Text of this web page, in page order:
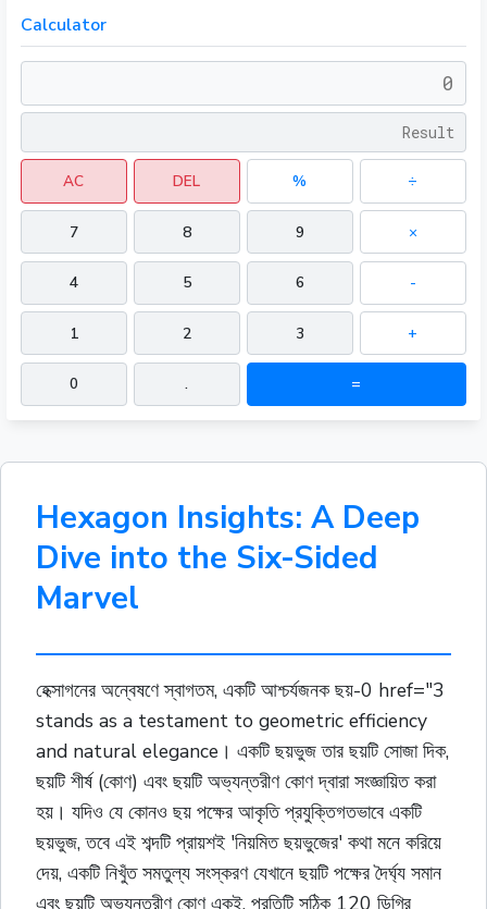
Calculator
AC DEL % ÷
7 8 9 ×
4 5 6 -
1 2 3 +
0 . =
Hexagon Insights: A Deep
Dive into the Six-Sided
Marvel
হেক্সাগনের অন্বেষণে স্বাগতম, একটি আশ্চর্যজনক ছয়-0 href="3
stands as a testament to geometric efficiency
and natural elegance। একটি ছয়ভুজ তার ছয়টি সোজা দিক,
ছয়টি শীর্ষ (কোণ) এবং ছয়টি অভ্যন্তরীণ কোণ দ্বারা সংজ্ঞায়িত করা
হয়। যদিও যে কোনও ছয় পক্ষের আকৃতি প্রযুক্তিগতভাবে একটি
ছয়ভুজ, তবে এই শব্দটি প্রায়শই 'নিয়মিত ছয়ভুজের' কথা মনে করিয়ে
দেয়, একটি নিখুঁত সমতুল্য সংস্করণ যেখানে ছয়টি পক্ষের দৈর্ঘ্য সমান
এবং ছয়টি অভ্যন্তরীণ কোণ একই, প্রতিটি সঠিক 120 ডিগ্রি